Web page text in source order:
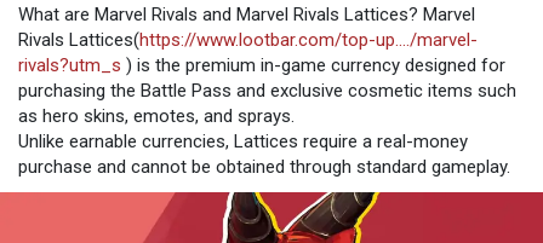
What are Marvel Rivals and Marvel Rivals Lattices? Marvel
Rivals Lattices(https://www.lootbar.com/top-up..../marvel-
rivals?utm_s ) is the premium in-game currency designed for
purchasing the Battle Pass and exclusive cosmetic items such
as hero skins, emotes, and sprays.
Unlike earnable currencies, Lattices require a real-money
purchase and cannot be obtained through standard gameplay.